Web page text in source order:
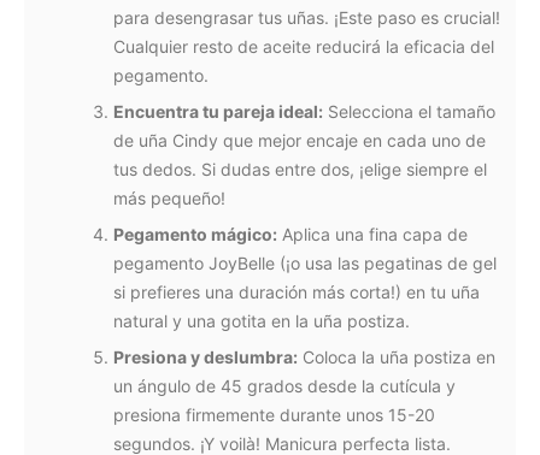
para desengrasar tus uñas. ¡Este paso es crucial!
Cualquier resto de aceite reducirá la eficacia del
pegamento.
Encuentra tu pareja ideal: Selecciona el tamaño
de uña Cindy que mejor encaje en cada uno de
tus dedos. Si dudas entre dos, ¡elige siempre el
más pequeño!
Pegamento mágico: Aplica una fina capa de
pegamento JoyBelle (¡o usa las pegatinas de gel
si prefieres una duración más corta!) en tu uña
natural y una gotita en la uña postiza.
Presiona y deslumbra: Coloca la uña postiza en
un ángulo de 45 grados desde la cutícula y
presiona firmemente durante unos 15-20
segundos. ¡Y voilà! Manicura perfecta lista.